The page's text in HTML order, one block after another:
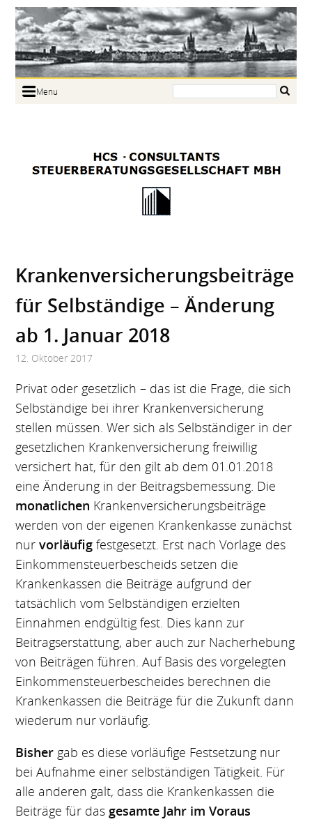
Menu
Links
Krankenver­sicherungsbeiträge
für Selbständige – Änderung
ab 1. Januar 2018
12. Oktober 2017
Privat oder gesetzlich – das ist die Frage, die sich
Selbständige bei ihrer Krankenversicherung
stellen müssen. Wer sich als Selbständiger in der
gesetzlichen Krankenversicherung freiwillig
versichert hat, für den gilt ab dem 01.01.2018
eine Änderung in der Beitragsbemessung. Die
monatlichen Krankenversicherungsbeiträge
werden von der eigenen Krankenkasse zunächst
nurvorläufig festgesetzt. Erst nach Vorlage des
Einkommensteuerbescheids setzen die
Krankenkassen die Beiträge aufgrund der
tatsächlich vom Selbständigen erzielten
Einnahmen endgültig fest. Dies kann zur
Beitragserstattung, aber auch zur Nacherhebung
von Beiträgen führen. Auf Basis des vorgelegten
Einkommensteuerbescheides berechnen die
Krankenkassen die Beiträge für die Zukunft dann
wiederum nur vorläufig.
Bisher gab es diese vorläufige Festsetzung nur
bei Aufnahme einer selbständigen Tätigkeit. Für
alle anderen galt, dass die Krankenkassen die
Beiträge für das gesamte Jahr im Voraus